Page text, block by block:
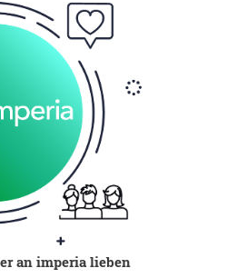
an imperia lieben